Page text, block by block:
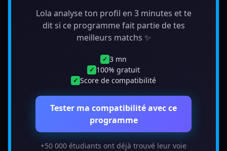
Lola analyse ton profil en 3 minutes et te
dit si ce programme fait partie de tes
meilleurs matchs ✨
✓ 3 mn
✓ 100% gratuit
✓ Score de compatibilité
Tester ma compatibilité avec ce
programme
+50 000 étudiants ont déjà trouvé leur voie